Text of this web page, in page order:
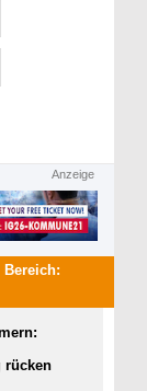
Anzeige
Bereich:
rücken